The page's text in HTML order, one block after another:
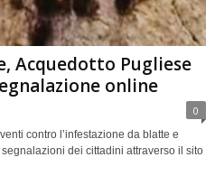
Acquedotto Pugliese
online
0
contro l’infestazione da blatte e
dei cittadini attraverso il sito